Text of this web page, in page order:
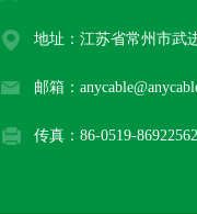
地址：江苏省常州市武
邮箱：
传真：86-0519-86922562